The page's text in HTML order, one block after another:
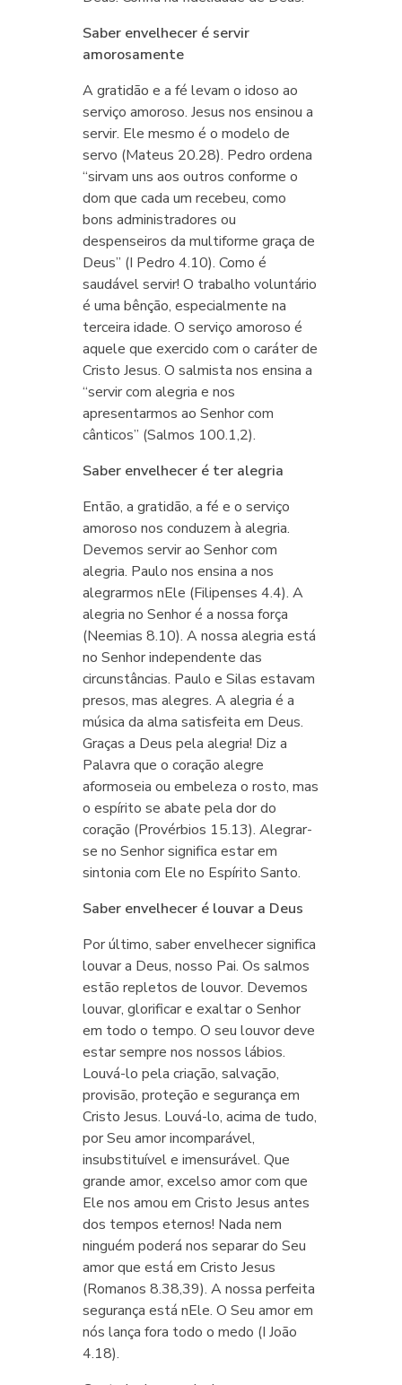
Saber envelhecer é servir
amorosamente
A gratidão e a fé levam o idoso ao
serviço amoroso. Jesus nos ensinou a
servir. Ele mesmo é o modelo de
servo (Mateus 20.28). Pedro ordena
“sirvam uns aos outros conforme o
dom que cada um recebeu, como
bons administradores ou
despenseiros da multiforme graça de
Deus” (I Pedro 4.10). Como é
saudável servir! O trabalho voluntário
é uma bênção, especialmente na
terceira idade. O serviço amoroso é
aquele que exercido com o caráter de
Cristo Jesus. O salmista nos ensina a
“servir com alegria e nos
apresentarmos ao Senhor com
cânticos” (Salmos 100.1,2).
Saber envelhecer é ter alegria
Então, a gratidão, a fé e o serviço
amoroso nos conduzem à alegria.
Devemos servir ao Senhor com
alegria. Paulo nos ensina a nos
alegrarmos nEle (Filipenses 4.4). A
alegria no Senhor é a nossa força
(Neemias 8.10). A nossa alegria está
no Senhor independente das
circunstâncias. Paulo e Silas estavam
presos, mas alegres. A alegria é a
música da alma satisfeita em Deus.
Graças a Deus pela alegria! Diz a
Palavra que o coração alegre
aformoseia ou embeleza o rosto, mas
o espírito se abate pela dor do
coração (Provérbios 15.13). Alegrar-
se no Senhor significa estar em
sintonia com Ele no Espírito Santo.
Saber envelhecer é louvar a Deus
Por último, saber envelhecer significa
louvar a Deus, nosso Pai. Os salmos
estão repletos de louvor. Devemos
louvar, glorificar e exaltar o Senhor
em todo o tempo. O seu louvor deve
estar sempre nos nossos lábios.
Louvá-lo pela criação, salvação,
provisão, proteção e segurança em
Cristo Jesus. Louvá-lo, acima de tudo,
por Seu amor incomparável,
insubstituível e imensurável. Que
grande amor, excelso amor com que
Ele nos amou em Cristo Jesus antes
dos tempos eternos! Nada nem
ninguém poderá nos separar do Seu
amor que está em Cristo Jesus
(Romanos 8.38,39). A nossa perfeita
segurança está nEle. O Seu amor em
nós lança fora todo o medo (I João
4.18).